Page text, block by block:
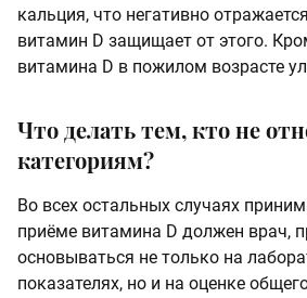
кальция, что негативно
витамин D защищает от этого.
витамина D в пожилом возрасте
Что делать тем, кто не
категориям?
Во всех остальных случаях
приёме витамина D должен врач,
основываться не только на
показателях, но и на оценке